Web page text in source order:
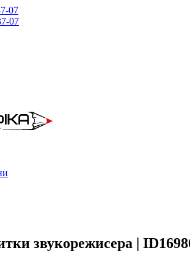
07
07
звукорежисера |